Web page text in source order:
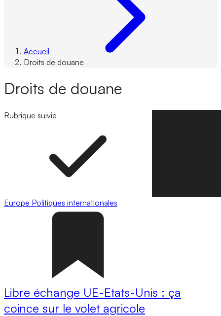
Accueil
Droits de douane
Droits de douane
Rubrique suivie
Europe Politiques internationales
Libre échange UE-Etats-Unis : ça
coince sur le volet agricole